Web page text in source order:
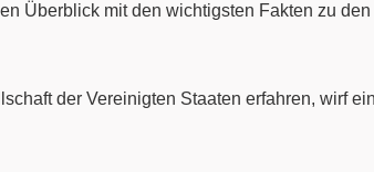
Überblick mit den wichtigsten Fakten zu
der Vereinigten Staaten erfahren, wirf